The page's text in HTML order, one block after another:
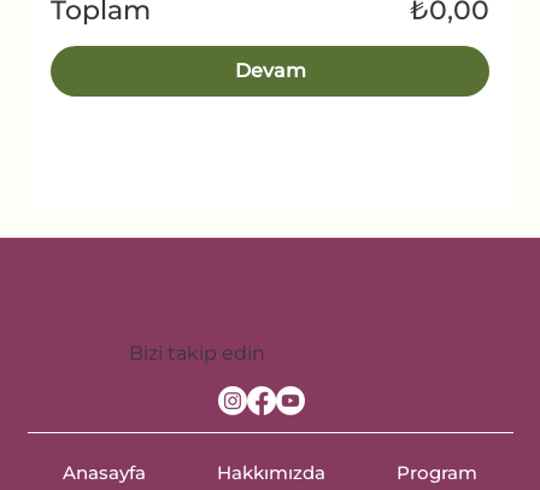
Toplam ₺0,00
Devam
Bizi takip edin
Anasayfa Hakkımızda Program